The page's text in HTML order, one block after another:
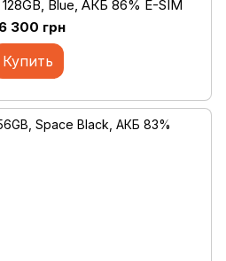
Blue, АКБ 86% E-SIM
300 грн
Купить